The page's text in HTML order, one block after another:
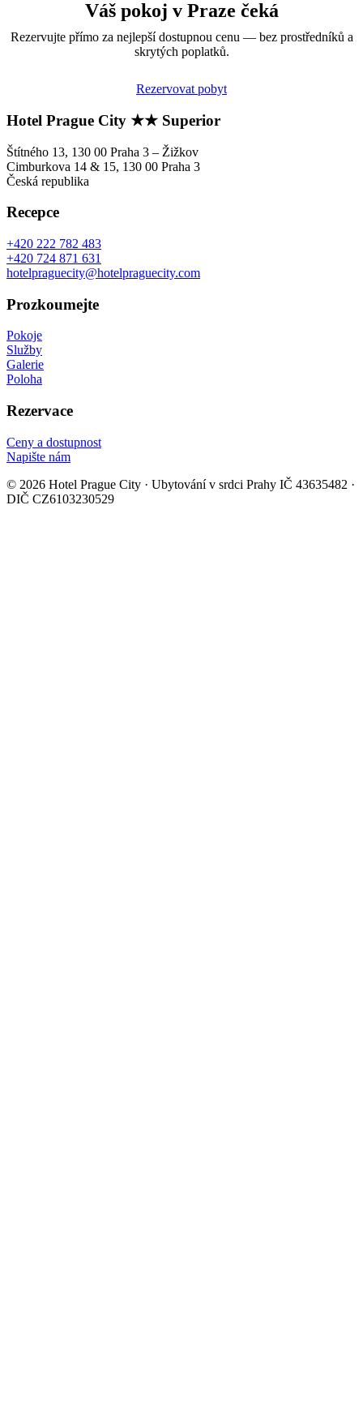
Váš pokoj v Praze čeká
Rezervujte přímo za nejlepší dostupnou cenu — bez prostředníků a
skrytých poplatků.
Rezervovat pobyt
Hotel Prague City ★★ Superior
Štítného 13, 130 00 Praha 3 – Žižkov
Cimburkova 14 & 15, 130 00 Praha 3
Česká republika
Recepce
+420 222 782 483
+420 724 871 631
hotelpraguecity@hotelpraguecity.com
Prozkoumejte
Pokoje
Služby
Galerie
Poloha
Rezervace
Ceny a dostupnost
Napište nám
© 2026 Hotel Prague City · Ubytování v srdci Prahy IČ 43635482 ·
DIČ CZ6103230529